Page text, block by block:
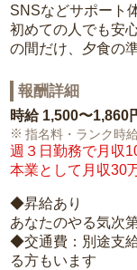
SNSなどサポート
初めての人でも安
の間だけ、夕食の
報酬詳細
時給 1,500〜1,860
指名料・ランク時
週３日勤務で月収
本業として月収30
◆昇給あり
あなたのやる気次
◆交通費：別途支
る方もいます